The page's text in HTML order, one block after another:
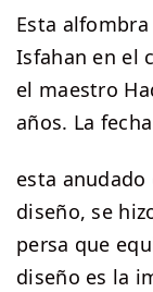
Esta
Isfahan en el
el maestro
años. La
esta anudado
diseño, se
persa que
diseño es la